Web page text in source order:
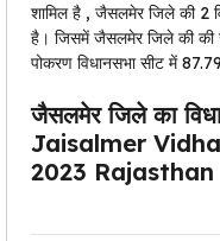
शामिल है , जैसलमेर जिले की 2
है। जिसमें जैसलमेर जिले की की
पोकरण विधानसभा सीट में
जैसलमेर जिले का
Jaisalmer
2023 Rajasthan